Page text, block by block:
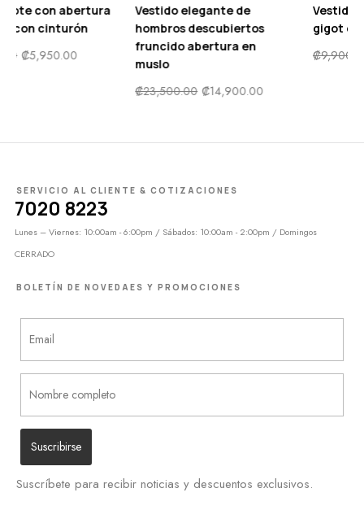
Vestido elegante de
hombros descubiertos
fruncido abertura en
muslo
14,900.00
Vestido lápiz de manga
gigot con malla fina
₡9,900.00 5,000.00
SERVICIO AL CLIENTE & COTIZACIONES
7020 8223
Lunes – Viernes: 10:00am - 6:00pm / Sábados: 10:00am - 2:00pm / Domingos
CERRADO
BOLETÍN DE NOVEDAES Y PROMOCIONES
Suscríbete para recibir noticias y descuentos exclusivos.